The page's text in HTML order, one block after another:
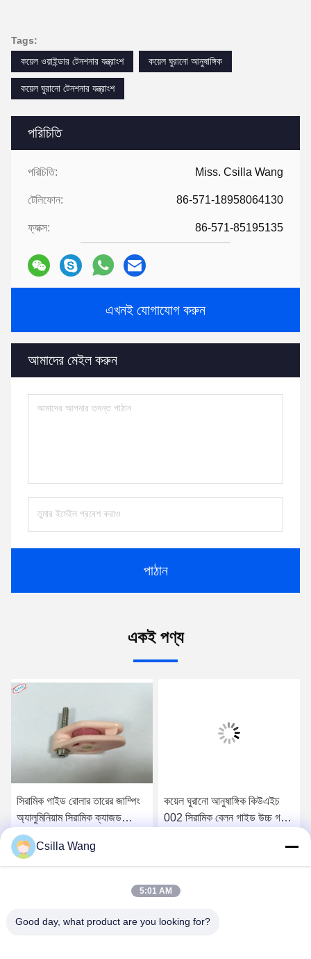
পরিচিতি
পরিচিতি: Miss. Csilla Wang
টেলিফোন: 86-571-18958064130
ফ্যাক্স: 86-571-85195135
এখনই যোগাযোগ করুন
আমাদের মেইল ​​করুন
পাঠান
Tags:
কয়েল ওয়াইন্ডার টেনশনার যন্ত্রাংশ
কয়েল ঘুরানো আনুষাঙ্গিক
কয়েল ঘুরানো টেনশনার যন্ত্রাংশ
একই পণ্য
সিরামিক গাইড রোলার তারের জাম্পিং
অ্যালুমিনিয়াম সিরামিক ক্যাজড
পাল্লিকে প্রতিরোধ করে
সেরা মূল্য পান
কয়েল ঘুরানো আনুষাঙ্গিক কিউএইচ
002 সিরামিক বেলন গাইড উচ্চ গতির
সেরা মূল্য পান
Csilla Wang
5:01 AM
Good day, what product are you looking for?